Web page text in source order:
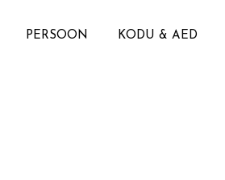
PERSOON KODU & AED